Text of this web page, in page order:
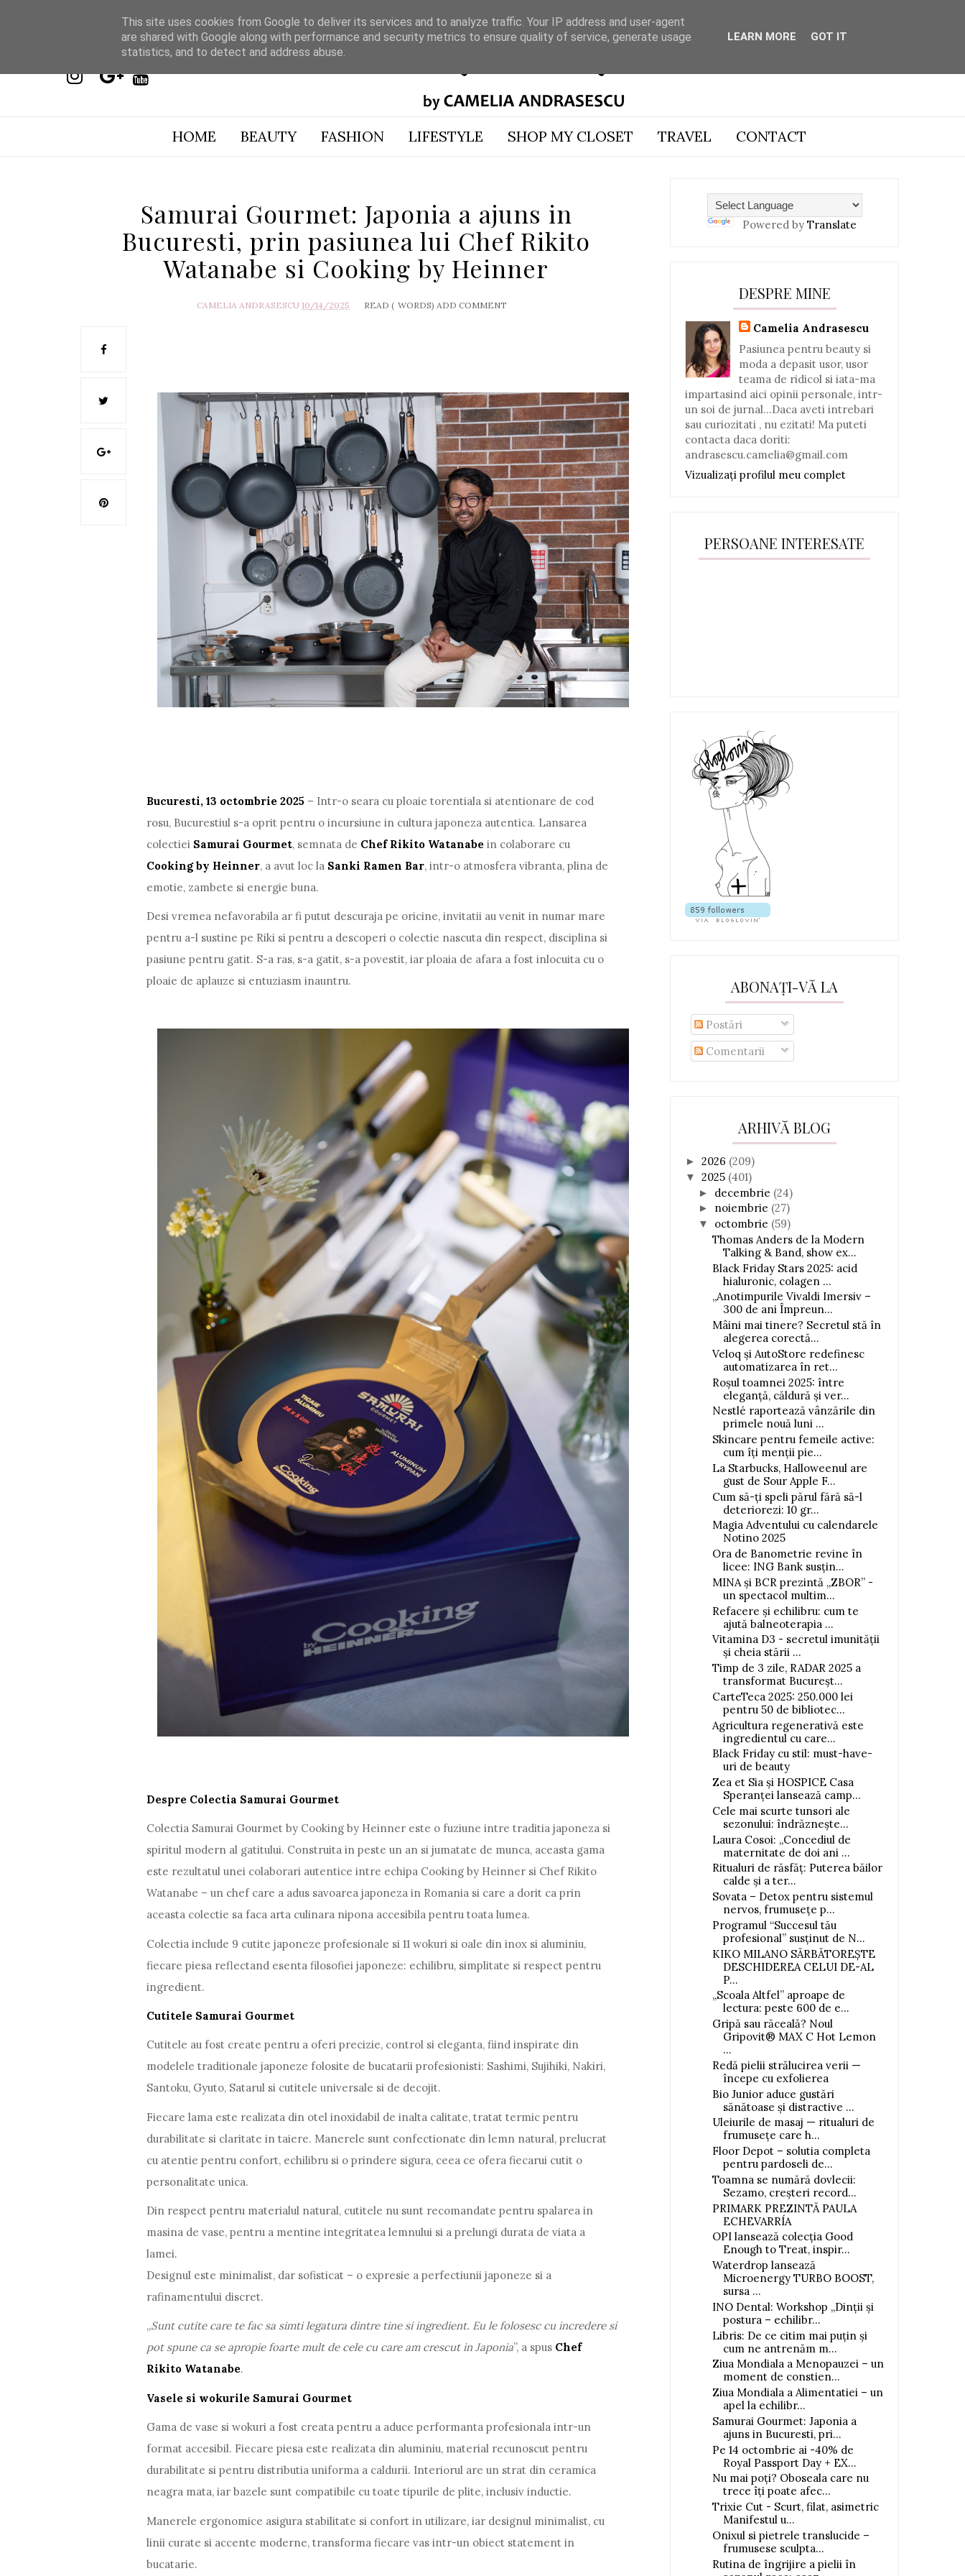
HOME BEAUTY FASHION LIFESTYLE SHOP MY CLOSET TRAVEL CONTACT
Samurai Gourmet: Japonia a ajuns in
Bucuresti, prin pasiunea lui Chef Rikito
Watanabe si Cooking by Heinner
CAMELIA ANDRASESCU 10/14/2025 READ ( WORDS) ADD COMMENT
Bucuresti, 13 octombrie 2025 – Intr-o seara cu ploaie torentiala si atentionare de cod
rosu, Bucurestiul s-a oprit pentru o incursiune in cultura japoneza autentica. Lansarea
colectiei Samurai Gourmet, semnata de Chef Rikito Watanabe in colaborare cu
Cooking by Heinner, a avut loc la Sanki Ramen Bar, intr-o atmosfera vibranta, plina de
emotie, zambete si energie buna.
Desi vremea nefavorabila ar fi putut descuraja pe oricine, invitatii au venit in numar mare
pentru a-l sustine pe Riki si pentru a descoperi o colectie nascuta din respect, disciplina si
pasiune pentru gatit. S-a ras, s-a gatit, s-a povestit, iar ploaia de afara a fost inlocuita cu o
ploaie de aplauze si entuziasm inauntru.
Despre Colectia Samurai Gourmet
Colectia Samurai Gourmet by Cooking by Heinner este o fuziune intre traditia japoneza si
spiritul modern al gatitului. Construita in peste un an si jumatate de munca, aceasta gama
este rezultatul unei colaborari autentice intre echipa Cooking by Heinner si Chef Rikito
Watanabe – un chef care a adus savoarea japoneza in Romania si care a dorit ca prin
aceasta colectie sa faca arta culinara nipona accesibila pentru toata lumea.
Colectia include 9 cutite japoneze profesionale si 11 wokuri si oale din inox si aluminiu,
fiecare piesa reflectand esenta filosofiei japoneze: echilibru, simplitate si respect pentru
ingredient.
Cutitele Samurai Gourmet
Cutitele au fost create pentru a oferi precizie, control si eleganta, fiind inspirate din
modelele traditionale japoneze folosite de bucatarii profesionisti: Sashimi, Sujihiki, Nakiri,
Santoku, Gyuto, Satarul si cutitele universale si de decojit.
Fiecare lama este realizata din otel inoxidabil de inalta calitate, tratat termic pentru
durabilitate si claritate in taiere. Manerele sunt confectionate din lemn natural, prelucrat
cu atentie pentru confort, echilibru si o prindere sigura, ceea ce ofera fiecarui cutit o
personalitate unica.
Din respect pentru materialul natural, cutitele nu sunt recomandate pentru spalarea in
masina de vase, pentru a mentine integritatea lemnului si a prelungi durata de viata a
lamei.
Designul este minimalist, dar sofisticat – o expresie a perfectiunii japoneze si a
rafinamentului discret.
„Sunt cutite care te fac sa simti legatura dintre tine si ingredient. Eu le folosesc cu incredere si
pot spune ca se apropie foarte mult de cele cu care am crescut in Japonia”, a spus Chef
Rikito Watanabe.
Vasele si wokurile Samurai Gourmet
Gama de vase si wokuri a fost creata pentru a aduce performanta profesionala intr-un
format accesibil. Fiecare piesa este realizata din aluminiu, material recunoscut pentru
durabilitate si pentru distributia uniforma a caldurii. Interiorul are un strat din ceramica
neagra mata, iar bazele sunt compatibile cu toate tipurile de plite, inclusiv inductie.
Manerele ergonomice asigura stabilitate si confort in utilizare, iar designul minimalist, cu
linii curate si accente moderne, transforma fiecare vas intr-un obiect statement in
bucatarie.
Powered by Translate
DESPRE MINE
Camelia Andrasescu
Pasiunea pentru beauty si
moda a depasit usor, usor
teama de ridicol si iata-ma
impartasind aici opinii personale, intr-
un soi de jurnal...Daca aveti intrebari
sau curiozitati , nu ezitati! Ma puteti
contacta daca doriti:
andrasescu.camelia@gmail.com
Vizualizați profilul meu complet
PERSOANE INTERESATE
ABONAȚI-VĂ LA
Postări
Comentarii
ARHIVĂ BLOG
► 2026 (209)
▼ 2025 (401)
► decembrie (24)
► noiembrie (27)
▼ octombrie (59)
Thomas Anders de la Modern
Talking & Band, show ex...
Black Friday Stars 2025: acid
hialuronic, colagen ...
„Anotimpurile Vivaldi Imersiv –
300 de ani Împreun...
Mâini mai tinere? Secretul stă în
alegerea corectă...
Veloq și AutoStore redefinesc
automatizarea în ret...
Roșul toamnei 2025: între
eleganță, căldură și ver...
Nestlé raportează vânzările din
primele nouă luni ...
Skincare pentru femeile active:
cum îți menții pie...
La Starbucks, Halloweenul are
gust de Sour Apple F...
Cum să-ți speli părul fără să-l
deteriorezi: 10 gr...
Magia Adventului cu calendarele
Notino 2025
Ora de Banometrie revine în
licee: ING Bank susțin...
MINA și BCR prezintă „ZBOR” -
un spectacol multim...
Refacere și echilibru: cum te
ajută balneoterapia ...
Vitamina D3 - secretul imunității
și cheia stării ...
Timp de 3 zile, RADAR 2025 a
transformat Bucureșt...
CarteTeca 2025: 250.000 lei
pentru 50 de bibliotec...
Agricultura regenerativă este
ingredientul cu care...
Black Friday cu stil: must-have-
uri de beauty
Zea et Sia și HOSPICE Casa
Speranței lansează camp...
Cele mai scurte tunsori ale
sezonului: îndrăznește...
Laura Cosoi: „Concediul de
maternitate de doi ani ...
Ritualuri de răsfăț: Puterea băilor
calde și a ter...
Sovata – Detox pentru sistemul
nervos, frumusețe p...
Programul “Succesul tău
profesional” susținut de N...
KIKO MILANO SĂRBĂTOREȘTE
DESCHIDEREA CELUI DE-AL
P...
„Scoala Altfel” aproape de
lectura: peste 600 de e...
Gripă sau răceală? Noul
Gripovit® MAX C Hot Lemon
...
Redă pielii strălucirea verii —
începe cu exfolierea
Bio Junior aduce gustări
sănătoase și distractive ...
Uleiurile de masaj — ritualuri de
frumusețe care h...
Floor Depot – solutia completa
pentru pardoseli de...
Toamna se numără dovlecii:
Sezamo, creșteri record...
PRIMARK PREZINTĂ PAULA
ECHEVARRÍA
OPI lansează colecția Good
Enough to Treat, inspir...
Waterdrop lansează
Microenergy TURBO BOOST,
sursa ...
INO Dental: Workshop „Dinții și
postura – echilibr...
Libris: De ce citim mai puțin și
cum ne antrenăm m...
Ziua Mondiala a Menopauzei – un
moment de constien...
Ziua Mondiala a Alimentatiei – un
apel la echilibr...
Samurai Gourmet: Japonia a
ajuns in Bucuresti, pri...
Pe 14 octombrie ai -40% de
Royal Passport Day + EX...
Nu mai poți? Oboseala care nu
trece îți poate afec...
Trixie Cut - Scurt, filat, asimetric
Manifestul u...
Onixul si pietrele translucide –
frumusese sculpta...
Rutina de îngrijire a pielii în
This site uses cookies from Google to deliver its services and to analyze traffic. Your IP address and user-agent
are shared with Google along with performance and security metrics to ensure quality of service, generate usage
statistics, and to detect and address abuse.
LEARN MORE GOT IT